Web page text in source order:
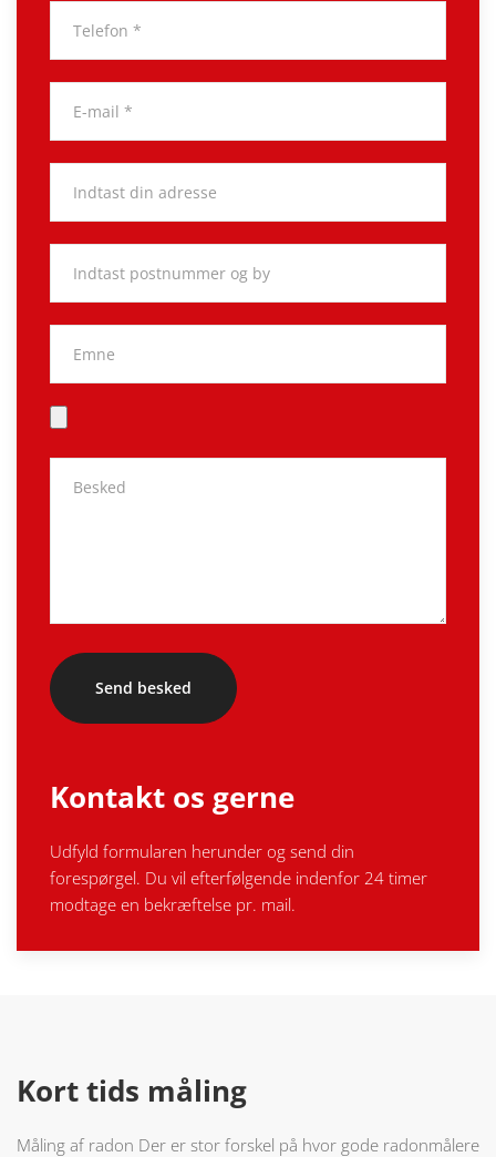
Kontakt os gerne
Udfyld formularen herunder og send din
forespørgel. Du vil efterfølgende indenfor 24 timer
modtage en bekræftelse pr. mail.
Kort tids måling
Måling af radon Der er stor forskel på hvor gode radonmålere